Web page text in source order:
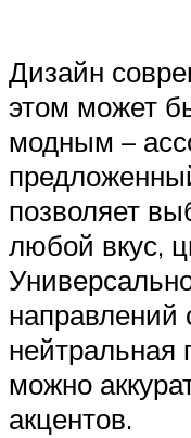
Дизайн
этом может
модным –
позволяет
любой вкус,
направлений
нейтральная
можно
акцентов.